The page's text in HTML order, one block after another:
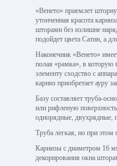
«Венето» приемлет
утонченная красота
шторами без излишне
подойдет цвета Сатин, а
Наконечник «Венето»
полая «рамка», в которую
элементу сходство с
карниз приобретает ауру
Базу составляет труба-
или рифленую
однорядные, двухрядные,
Труба легкая, но при
Карнизы с диаметром 16
декорирования окна